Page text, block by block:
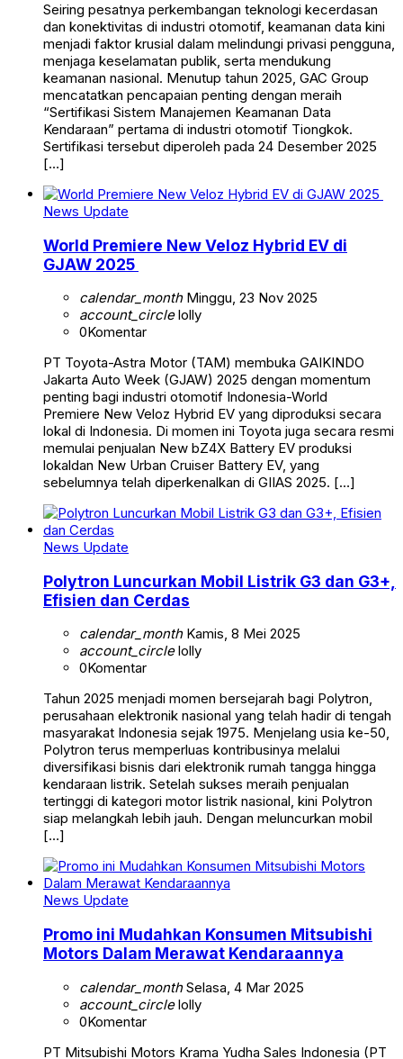
Seiring pesatnya perkembangan teknologi kecerdasan
dan konektivitas di industri otomotif, keamanan data kini
menjadi faktor krusial dalam melindungi privasi pengguna,
menjaga keselamatan publik, serta mendukung
keamanan nasional. Menutup tahun 2025, GAC Group
mencatatkan pencapaian penting dengan meraih
“Sertifikasi Sistem Manajemen Keamanan Data
Kendaraan” pertama di industri otomotif Tiongkok.
Sertifikasi tersebut diperoleh pada 24 Desember 2025
[…]
News Update
World Premiere New Veloz Hybrid EV di
GJAW 2025
calendar_monthMinggu, 23 Nov 2025
account_circlelolly
0Komentar
PT Toyota-Astra Motor (TAM) membuka GAIKINDO
Jakarta Auto Week (GJAW) 2025 dengan momentum
penting bagi industri otomotif Indonesia-World
Premiere New Veloz Hybrid EV yang diproduksi secara
lokal di Indonesia. Di momen ini Toyota juga secara resmi
memulai penjualan New bZ4X Battery EV produksi
lokaldan New Urban Cruiser Battery EV, yang
sebelumnya telah diperkenalkan di GIIAS 2025. […]
News Update
Polytron Luncurkan Mobil Listrik G3 dan G3+,
Efisien dan Cerdas
calendar_monthKamis, 8 Mei 2025
account_circlelolly
0Komentar
Tahun 2025 menjadi momen bersejarah bagi Polytron,
perusahaan elektronik nasional yang telah hadir di tengah
masyarakat Indonesia sejak 1975. Menjelang usia ke-50,
Polytron terus memperluas kontribusinya melalui
diversifikasi bisnis dari elektronik rumah tangga hingga
kendaraan listrik. Setelah sukses meraih penjualan
tertinggi di kategori motor listrik nasional, kini Polytron
siap melangkah lebih jauh. Dengan meluncurkan mobil
[…]
News Update
Promo ini Mudahkan Konsumen Mitsubishi
Motors Dalam Merawat Kendaraannya
calendar_monthSelasa, 4 Mar 2025
account_circlelolly
0Komentar
PT Mitsubishi Motors Krama Yudha Sales Indonesia (PT